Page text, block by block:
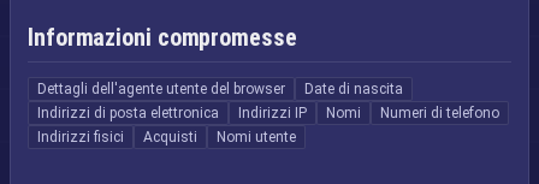
Informazioni compromesse
Dettagli dell'agente utente del browser
Date di nascita
Indirizzi di posta elettronica
Indirizzi IP Nomi
Numeri di telefono
Indirizzi fisici
Acquisti Nomi utente